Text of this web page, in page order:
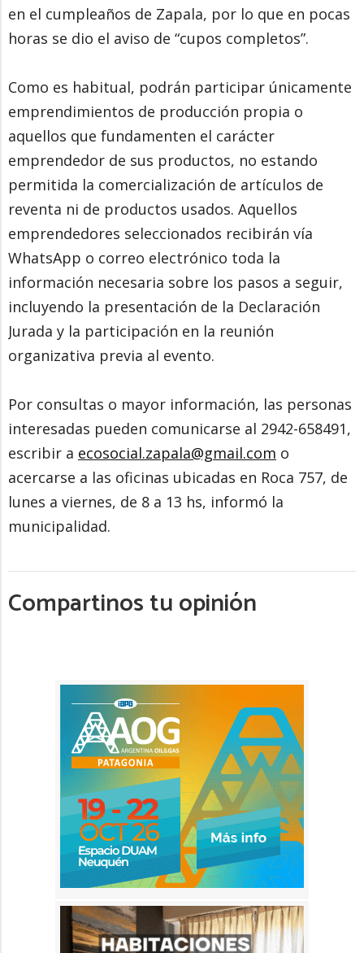
en el cumpleaños de Zapala, por lo que en pocas
horas se dio el aviso de “cupos completos”.
Como es habitual, podrán participar únicamente
emprendimientos de producción propia o
aquellos que fundamenten el carácter
emprendedor de sus productos, no estando
permitida la comercialización de artículos de
reventa ni de productos usados. Aquellos
emprendedores seleccionados recibirán vía
WhatsApp o correo electrónico toda la
información necesaria sobre los pasos a seguir,
incluyendo la presentación de la Declaración
Jurada y la participación en la reunión
organizativa previa al evento.
Por consultas o mayor información, las personas
interesadas pueden comunicarse al 2942-658491,
escribir a ecosocial.zapala@gmail.com o
acercarse a las oficinas ubicadas en Roca 757, de
lunes a viernes, de 8 a 13 hs, informó la
municipalidad.
Compartinos tu opinión